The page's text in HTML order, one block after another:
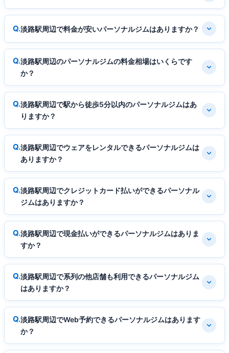
淡路駅周辺で料金が安いパーソナルジムはありますか？
淡路駅周辺のパーソナルジムの料金相場はいくらです
か？
淡路駅周辺で駅から徒歩5分以内のパーソナルジムはあ
りますか？
淡路駅周辺でウェアをレンタルできるパーソナルジムは
ありますか？
淡路駅周辺でクレジットカード払いができるパーソナル
ジムはありますか？
淡路駅周辺で現金払いができるパーソナルジムはありま
すか？
淡路駅周辺で系列の他店舗も利用できるパーソナルジム
はありますか？
淡路駅周辺でWeb予約できるパーソナルジムはあります
か？